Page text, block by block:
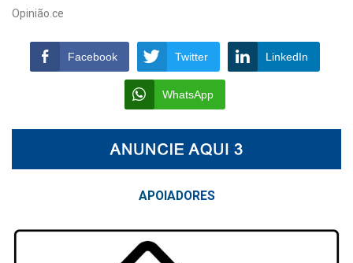
Opinião.ce
Facebook Twitter LinkedIn
WhatsApp
APOIADORES